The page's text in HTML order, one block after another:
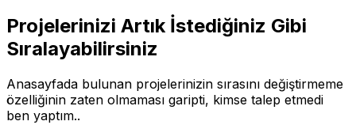
Projelerinizi Artık İstediğiniz Gibi
Sıralayabilirsiniz
Anasayfada bulunan projelerinizin sırasını değiştirmeme
özelliğinin zaten olmaması garipti, kimse talep etmedi
ben yaptım..